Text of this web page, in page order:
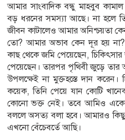
আমার সাংবাদিক বন্ধু মাহবুব
বড় ধরনের সমস্যা আছে। না হলে
জীবন কাটালেও আমার অনিশ্চয়তা
তো? আমার অভাব কেন দূর হয় না?
কাছ থেকে জমি পেয়েছেন,
পেয়েছেন। তারপর পৃথিবী জুড়ে
উপলক্ষেই না মুক্তহস্তে দান করেন।
কয়েক, তিনি পেয়ে যান কোটি
কোনো ভক্ত নেই। তবে আমিও
বললে অসত্য বলা হবে। আমারও
এখনো বেঁচেবর্তে আছি।